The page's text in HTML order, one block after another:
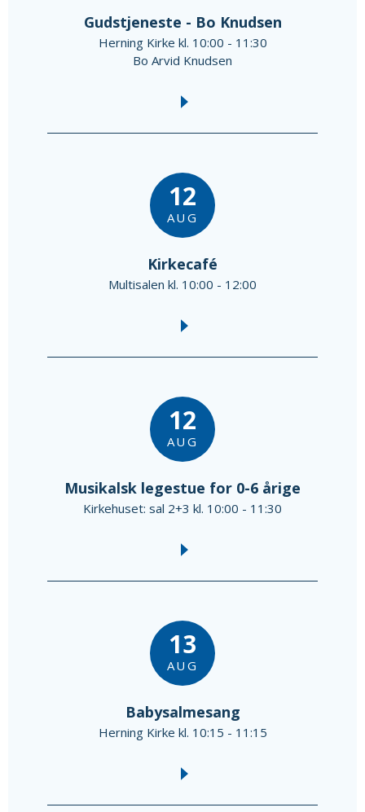
Gudstjeneste - Bo Knudsen
Herning Kirke kl. 10:00 - 11:30
Bo Arvid Knudsen
12
AUG
Kirkecafé
Multisalen kl. 10:00 - 12:00
12
AUG
Musikalsk legestue for 0-6 årige
Kirkehuset: sal 2+3 kl. 10:00 - 11:30
13
AUG
Babysalmesang
Herning Kirke kl. 10:15 - 11:15